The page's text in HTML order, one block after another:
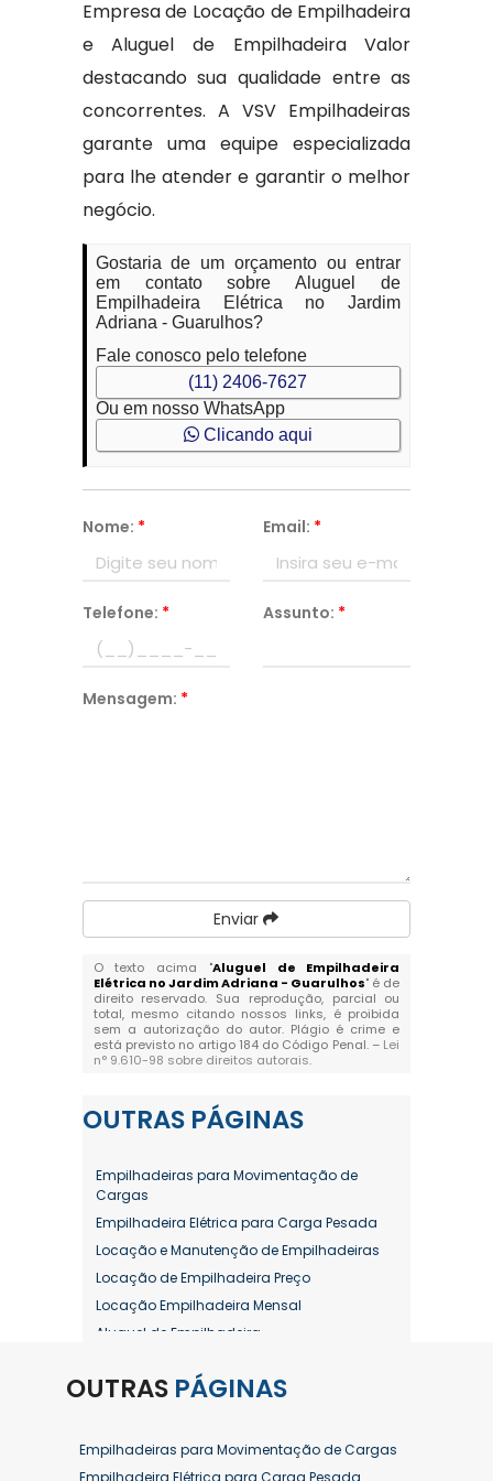
Empresa de Locação de Empilhadeira
e Aluguel de Empilhadeira Valor
destacando sua qualidade entre as
concorrentes. A VSV Empilhadeiras
garante uma equipe especializada
para lhe atender e garantir o melhor
negócio.
Gostaria de um orçamento ou entrar
em contato sobre Aluguel de
Empilhadeira Elétrica no Jardim
Adriana - Guarulhos?
Fale conosco pelo telefone
(11) 2406-7627
Ou em nosso WhatsApp
Clicando aqui
Nome: * Email: *
Telefone: * Assunto: *
Mensagem: *
Enviar
O texto acima "Aluguel de Empilhadeira
Elétrica no Jardim Adriana - Guarulhos" é de
direito reservado. Sua reprodução, parcial ou
total, mesmo citando nossos links, é proibida
sem a autorização do autor. Plágio é crime e
está previsto no artigo 184 do Código Penal. – Lei
n° 9.610-98 sobre direitos autorais.
OUTRAS PÁGINAS
Empilhadeiras para Movimentação de
Cargas
Empilhadeira Elétrica para Carga Pesada
Locação e Manutenção de Empilhadeiras
Locação de Empilhadeira Preço
Locação Empilhadeira Mensal
Aluguel de Empilhadeira
Aluguel de Empilhadeira Diária Valor
Aluguel de Empilhadeira Elétrica Preço
Aluguel de Empilhadeira Mensal
OUTRAS PÁGINAS
Empilhadeiras para Movimentação de Cargas
Empilhadeira Elétrica para Carga Pesada